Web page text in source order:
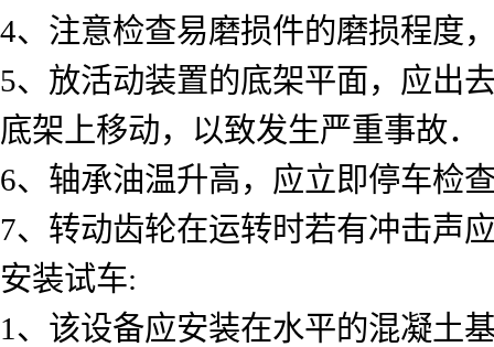
4、注意检查易磨损件的磨损程度
5、放活动装置的底架平面，应出
底架上移动，以致发生严重事故．
6、轴承油温升高，应立即停车检
7、转动齿轮在运转时若有冲击声
安装试车:
1、该设备应安装在水平的混凝土